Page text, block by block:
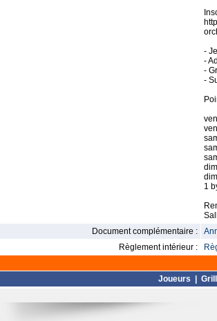
-
-
-
-
1
Document complémentaire :
Règlement intérieur :
Joueurs